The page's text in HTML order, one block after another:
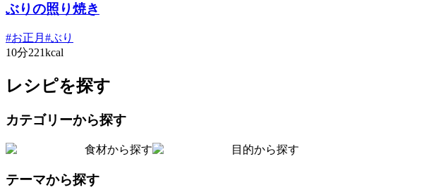
ぶりの照り焼き
#お正月 #ぶり
10分221kcal
レシピを探す
カテゴリーから探す
食材から探す 目的から探す
テーマから探す